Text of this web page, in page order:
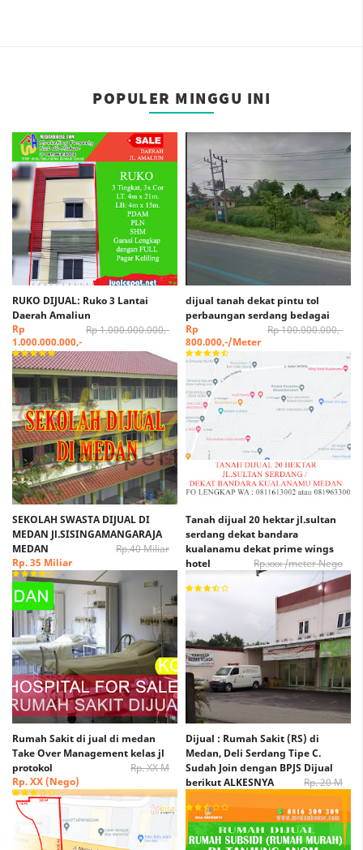
POPULER MINGGU INI
RUKO DIJUAL: Ruko 3 Lantai
Daerah Amaliun
Rp 1.000.000.000,-
Rp
1.000.000.000,-
dijual tanah dekat pintu tol
perbaungan serdang bedagai
Rp 100.000.000,-
Rp
800.000,-/Meter
SEKOLAH SWASTA DIJUAL DI
MEDAN Jl.SISINGAMANGARAJA
MEDAN
Rp.40 Miliar
Rp. 35 Miliar
Tanah dijual 20 hektar jl.sultan
serdang dekat bandara
kualanamu dekat prime wings
hotel
Rp.xxx /meter Nego
Rp. xxx /Meter Nego
Rumah Sakit di jual di medan
Take Over Management kelas jl
protokol
Rp. XX M
Rp. XX (Nego)
Dijual : Rumah Sakit (RS) di
Medan, Deli Serdang Tipe C.
Sudah Join dengan BPJS Dijual
berikut ALKESNYA
Rp. 20 M
Rp. 15 M (Nego)